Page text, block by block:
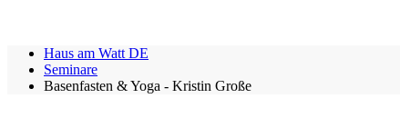
Haus am Watt DE
Seminare
Basenfasten & Yoga - Kristin Große